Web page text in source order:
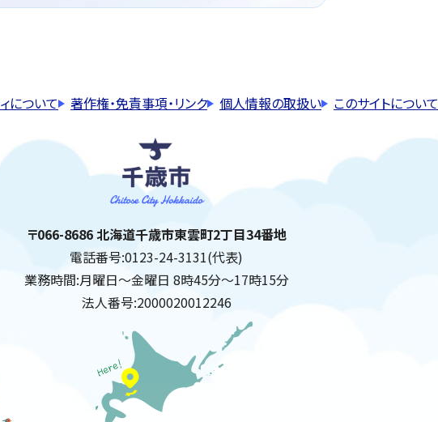
について 著作権・免責事項・リンク 個人情報の取扱い このサイトについて
千歳市
住所:
〒066-8686 北海道千歳市東雲町2丁目34番地
電話番号:0123-24-3131(代表)
業務時間:月曜日～金曜日 8時45分～17時15分
法人番号:2000020012246